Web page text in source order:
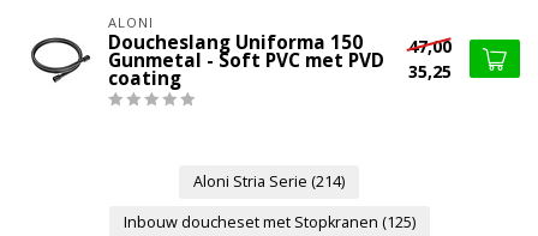
ALONI
Doucheslang Uniforma 150
Gunmetal - Soft PVC met PVD
coating
47,00
35,25
Aloni Stria Serie (214)
Inbouw doucheset met Stopkranen (125)